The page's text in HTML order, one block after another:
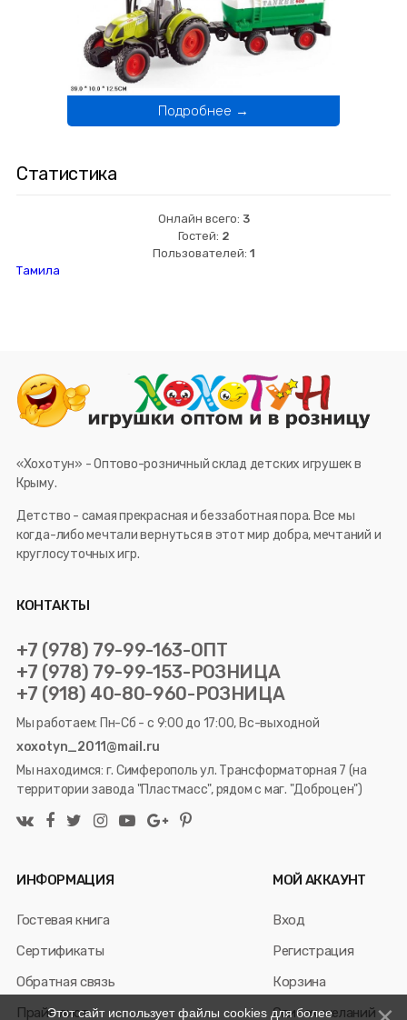
Подробнее →
Статистика
Онлайн всего: 3
Гостей: 2
Пользователей: 1
Тамила
«Хохотун» - Оптово-розничный склад детских игрушек в
Крыму.
Детство - самая прекрасная и беззаботная пора. Все мы
когда-либо мечтали вернуться в этот мир добра, мечтаний и
круглосуточных игр.
КОНТАКТЫ
+7 (978) 79-99-163-ОПТ
+7 (978) 79-99-153-РОЗНИЦА
+7 (918) 40-80-960-РОЗНИЦА
Мы работаем: Пн-Сб - с 9:00 до 17:00, Вс-выходной
xoxotyn_2011@mail.ru
Мы находимся: г. Симферополь ул. Трансформаторная 7 (на
территории завода "Пластмасс", рядом с маг. "Доброцен")
ИНФОРМАЦИЯ
Гостевая книга
Сертификаты
Обратная связь
Прайс лист
МОЙ АККАУНТ
Вход
Регистрация
Корзина
Список желаний
Этот сайт использует файлы cookies для более